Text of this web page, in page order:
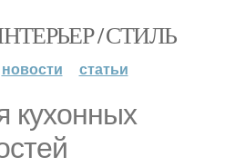
/ СТИЛЬ
новости статьи
кухонных